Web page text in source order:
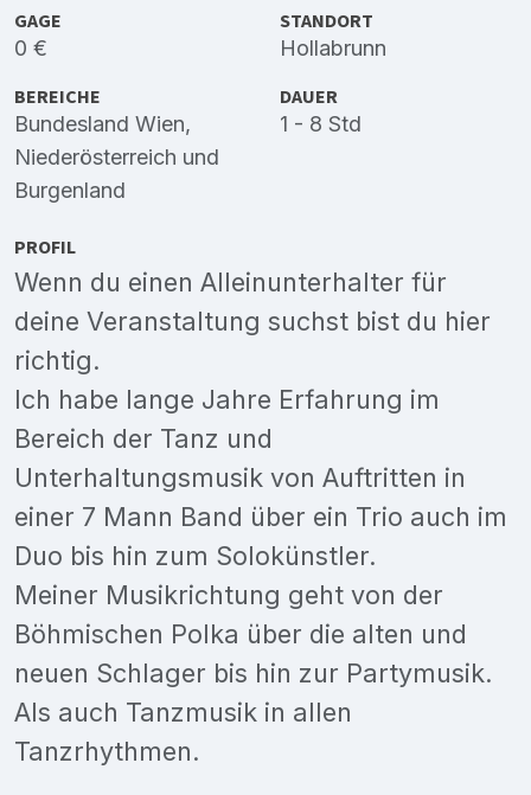
GAGE
0 €
STANDORT
Hollabrunn
BEREICHE
Bundesland Wien,
Niederösterreich und
Burgenland
DAUER
1 - 8 Std
PROFIL
Wenn du einen Alleinunterhalter für
deine Veranstaltung suchst bist du hier
richtig.
Ich habe lange Jahre Erfahrung im
Bereich der Tanz und
Unterhaltungsmusik von Auftritten in
einer 7 Mann Band über ein Trio auch im
Duo bis hin zum Solokünstler.
Meiner Musikrichtung geht von der
Böhmischen Polka über die alten und
neuen Schlager bis hin zur Partymusik.
Als auch Tanzmusik in allen
Tanzrhythmen.